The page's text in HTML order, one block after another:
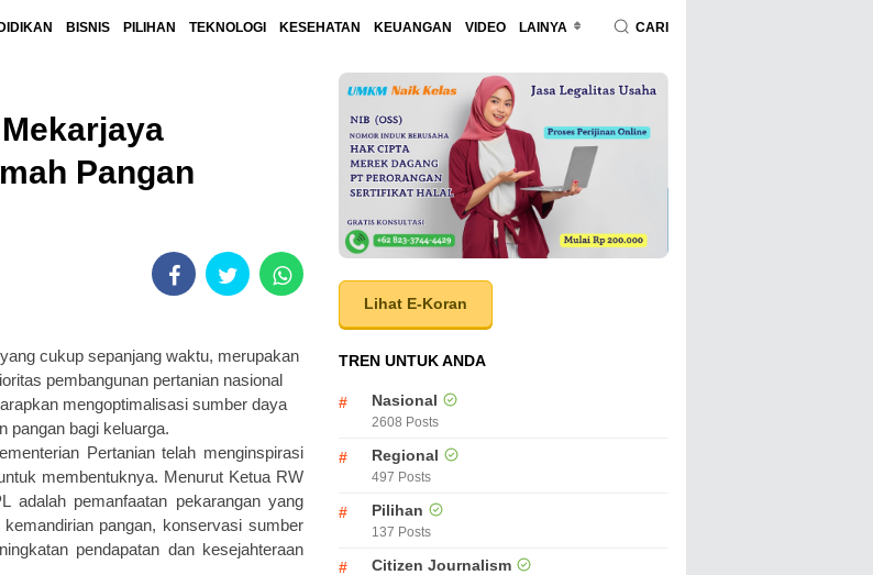
BISNIS PILIHAN TEKNOLOGI KESEHATAN KEUANGAN VIDEO LAINYA CARI
Pangan
cukup sepanjang waktu, merupakan
pembangunan pertanian nasional
mengoptimalisasi sumber daya
pangan bagi keluarga.
Pertanian telah menginspirasi
membentuknya. Menurut Ketua RW
adalah pemanfaatan pekarangan yang
pangan, konservasi sumber
pendapatan dan kesejahteraan
Lihat E-Koran
TREN UNTUK ANDA
Nasional
2608 Posts
Regional
497 Posts
Pilihan
137 Posts
Citizen Journalism